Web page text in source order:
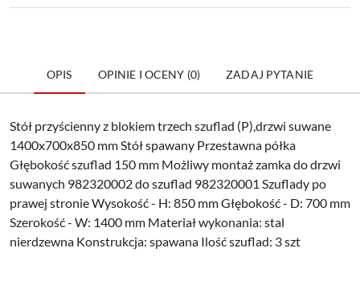
OPIS OPINIE I OCENY (0) ZADAJ PYTANIE
Stół przyścienny z blokiem trzech szuflad (P),drzwi suwane
1400x700x850 mm Stół spawany Przestawna półka
Głębokość szuflad 150 mm Możliwy montaż zamka do drzwi
suwanych 982320002 do szuflad 982320001 Szuflady po
prawej stronie Wysokość - H: 850 mm Głębokość - D: 700 mm
Szerokość - W: 1400 mm Materiał wykonania: stal
nierdzewna Konstrukcja: spawana Ilość szuflad: 3 szt